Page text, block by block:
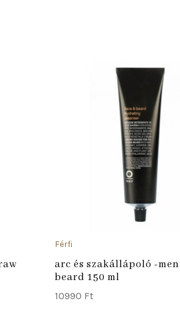
Férfi
arc és szakállápoló -
beard 150 ml
10990 Ft